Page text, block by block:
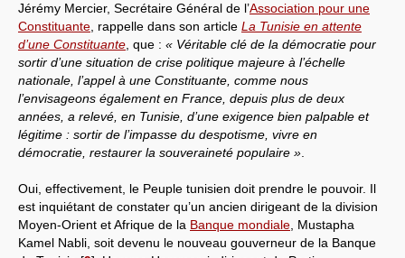
Jérémy Mercier, Secrétaire Général de l’Association pour une
Constituante , rappelle dans son article La Tunisie en attente
d’une Constituante , que : « Véritable clé de la démocratie pour
sortir d’une situation de crise politique majeure à l’échelle
nationale, l’appel à une Constituante, comme nous
l’envisageons également en France, depuis plus de deux
années, a relevé, en Tunisie, d’une exigence bien palpable et
légitime : sortir de l’impasse du despotisme, vivre en
démocratie, restaurer la souveraineté populaire »
Oui, effectivement, le Peuple tunisien doit prendre le pouvoir. Il
est inquiétant de constater qu’un ancien dirigeant de la division
Moyen-Orient et Afrique de la Banque mondiale , Mustapha
Kamel Nabli, soit devenu le nouveau gouverneur de la Banque